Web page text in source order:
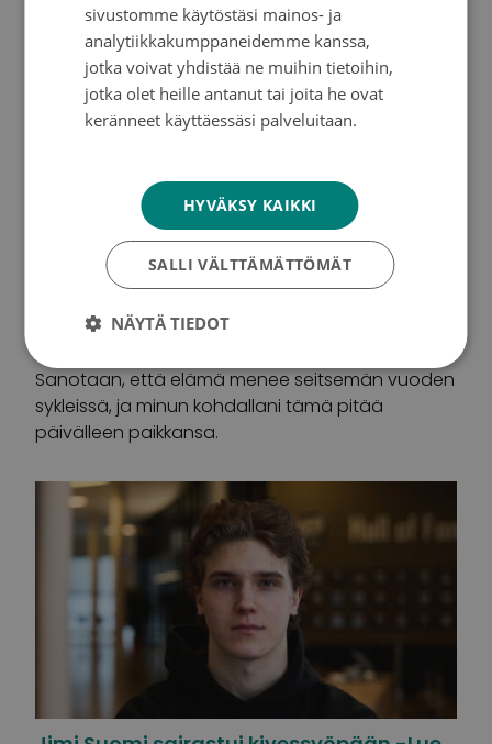
Marko Yrttimaa: “Kovia juttuja, joista
selvitään”
Sanotaan, että elämä menee seitsemän vuoden
sykleissä, ja minun kohdallani tämä pitää
päivälleen paikkansa.
sivustomme käytöstäsi mainos- ja
analytiikkakumppaneidemme kanssa,
jotka voivat yhdistää ne muihin tietoihin,
jotka olet heille antanut tai joita he ovat
keränneet käyttäessäsi palveluitaan.
HYVÄKSY KAIKKI
SALLI VÄLTTÄMÄTTÖMÄT
NÄYTÄ TIEDOT